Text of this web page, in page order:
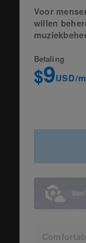
Voor
willen
Betaling
$9USD/